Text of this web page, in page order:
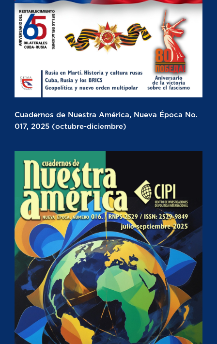
Cuadernos de Nuestra América, Nueva Época No.
017, 2025 (octubre-diciembre)